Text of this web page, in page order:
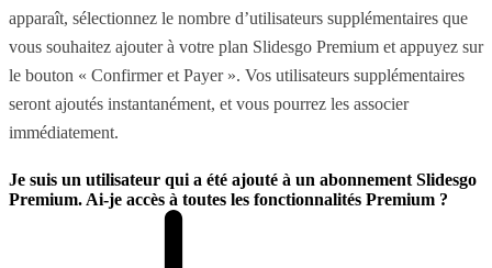
apparaît, sélectionnez le nombre d’utilisateurs supplémentaires que
vous souhaitez ajouter à votre plan Slidesgo Premium et appuyez sur
le bouton « Confirmer et Payer ». Vos utilisateurs supplémentaires
seront ajoutés instantanément, et vous pourrez les associer
immédiatement.
Je suis un utilisateur qui a été ajouté à un abonnement Slidesgo
Premium. Ai-je accès à toutes les fonctionnalités Premium ?